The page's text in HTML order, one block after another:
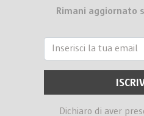
Rimani aggiornato
Dichiaro di aver